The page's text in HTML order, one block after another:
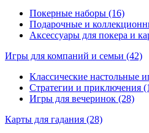
Покерные наборы (16)
Подарочные и
Аксессуары для покера и
Игры для компаний и семьи (42)
Классические настольные
Стратегии и приключения
Игры для вечеринок (28)
Карты для гадания (28)